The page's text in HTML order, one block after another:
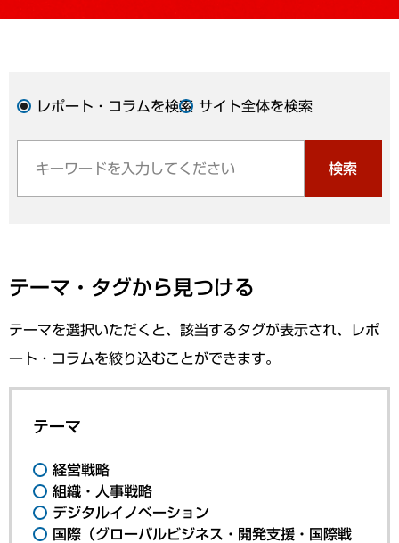
レポート・コラムを検索 サイト全体を検索
検索
テーマ・タグから見つける
テーマを選択いただくと、該当するタグが表示され、レポ
ート・コラムを絞り込むことができます。
テーマ
経営戦略
組織・人事戦略
デジタルイノベーション
国際（グローバルビジネス・開発支援・国際戦